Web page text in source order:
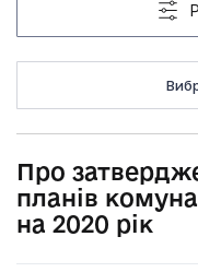
Про
планів
на 2020 рік